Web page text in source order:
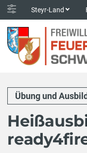
Steyr-Land
Übung und